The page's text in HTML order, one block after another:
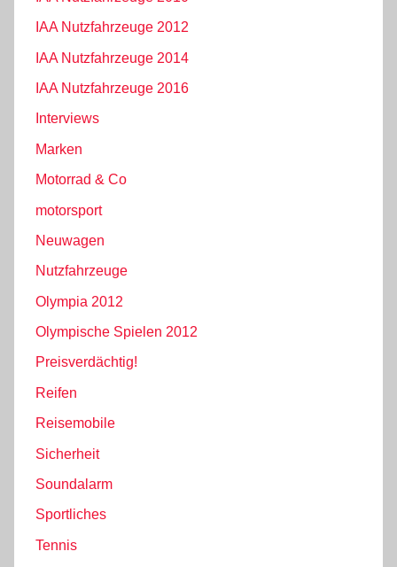
IAA Nutzfahrzeuge 2012
IAA Nutzfahrzeuge 2014
IAA Nutzfahrzeuge 2016
Interviews
Marken
Motorrad & Co
motorsport
Neuwagen
Nutzfahrzeuge
Olympia 2012
Olympische Spielen 2012
Preisverdächtig!
Reifen
Reisemobile
Sicherheit
Soundalarm
Sportliches
Tennis